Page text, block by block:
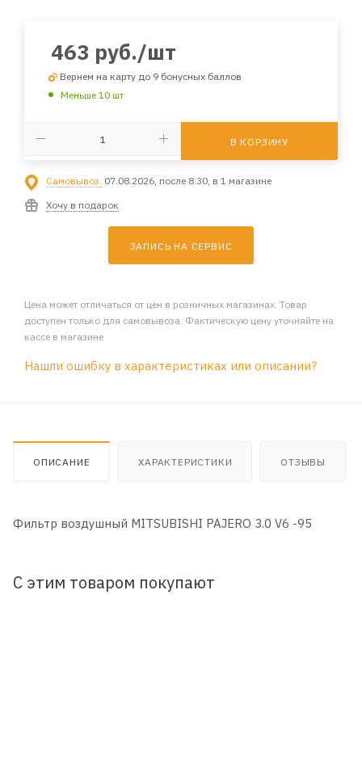
463 руб./шт
Вернем на карту до 9 бонусных баллов
Меньше 10 шт
В КОРЗИНУ
Самовывоз: 07.08.2026, после 8:30, в 1 магазине
Хочу в подарок
ЗАПИСЬ НА СЕРВИС
Цена может отличаться от цен в розничных магазинах. Товар
доступен только для самовывоза. Фактическую цену уточняйте на
кассе в магазине
Нашли ошибку в характеристиках или описании?
ОПИСАНИЕ ХАРАКТЕРИСТИКИ ОТЗЫВЫ
Фильтр воздушный MITSUBISHI PAJERO 3.0 V6 -95
С этим товаром покупают